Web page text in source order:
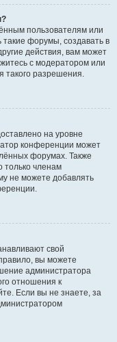
пользователям или
форумы, создавать в
действия, вам может
с модератором или
такого разрешения.
на уровне
конференции может
форумах. Также
только членам
не можете добавлять
свой
вы можете
администратора
отношения к
Если вы не знаете, за